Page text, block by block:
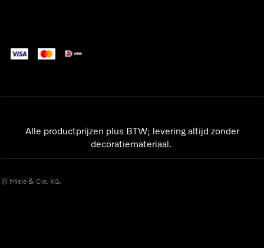
Alle productprijzen plus BTW; levering altijd zonder
decoratiemateriaal.
© Miele & Cie. KG.